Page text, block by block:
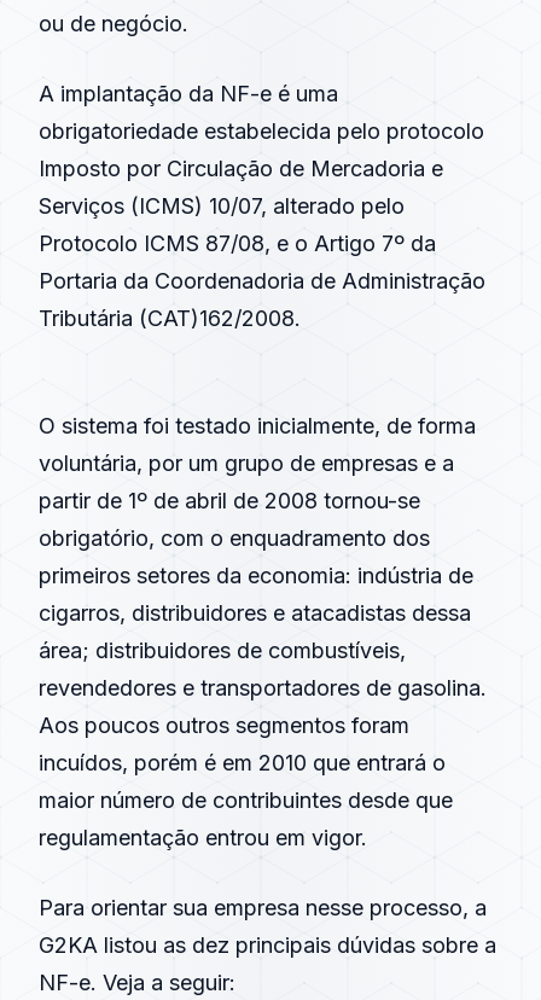
ou de negócio.
A implantação da NF-e é uma
obrigatoriedade estabelecida pelo protocolo
Imposto por Circulação de Mercadoria e
Serviços (ICMS) 10/07, alterado pelo
Protocolo ICMS 87/08, e o Artigo 7º da
Portaria da Coordenadoria de Administração
Tributária (CAT)162/2008.
O sistema foi testado inicialmente, de forma
voluntária, por um grupo de empresas e a
partir de 1º de abril de 2008 tornou-se
obrigatório, com o enquadramento dos
primeiros setores da economia: indústria de
cigarros, distribuidores e atacadistas dessa
área; distribuidores de combustíveis,
revendedores e transportadores de gasolina.
Aos poucos outros segmentos foram
incuídos, porém é em 2010 que entrará o
maior número de contribuintes desde que
regulamentação entrou em vigor.
Para orientar sua empresa nesse processo, a
G2KA listou as dez principais dúvidas sobre a
NF-e. Veja a seguir: